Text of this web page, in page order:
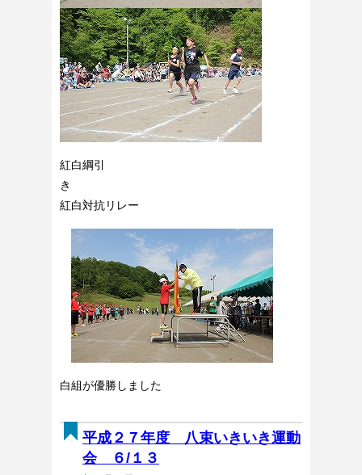
紅白綱引
き
紅白対抗リレー
白組が優勝しました
平成２７年度 八束いきいき運動
会 ６/１３